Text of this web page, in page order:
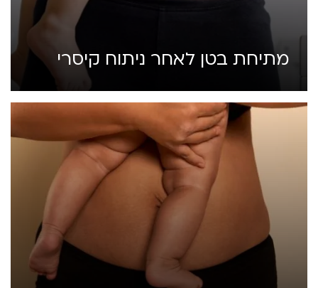
מתיחת בטן לאחר ניתוח קיסרי